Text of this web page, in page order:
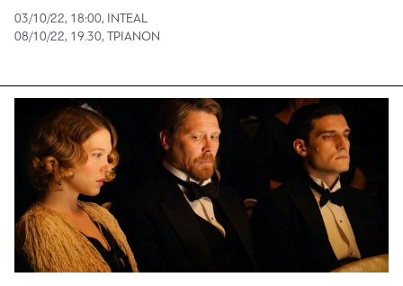
03/10/22, 18:00, ΙNTEAL
08/10/22, 19.30, ΤΡΙΑΝΟΝ